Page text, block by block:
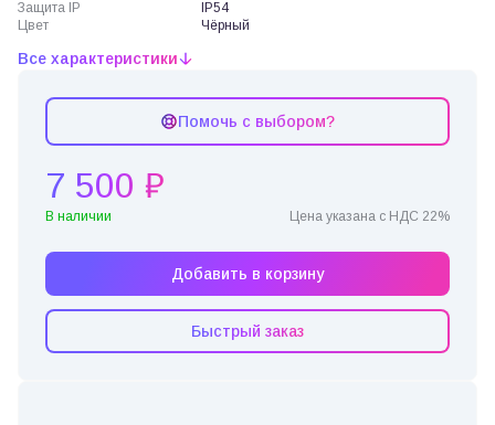
Защита IP
IP54
Цвет
Чёрный
Все характеристики
Помочь с выбором?
7 500 ₽
В наличии Цена указана с НДС 22%
Добавить в корзину
Быстрый заказ